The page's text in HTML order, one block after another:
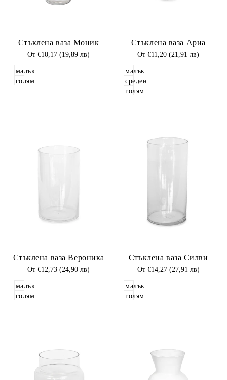
Любими
Стъклена ваза Моник
Промоционална
От€10,17 (19,89 лв)
малък
голям
Любими
Стъклена ваза Ариа
Промоционална
От€11,20 (21,91 лв)
малък
среден
голям
в
Любими
Стъклена ваза Вероника
Промоционална
От€12,73 (24,90 лв)
малък
голям
Любими
Стъклена ваза Силви
Промоционална
От €14,27 (27,91 лв)
малък
голям